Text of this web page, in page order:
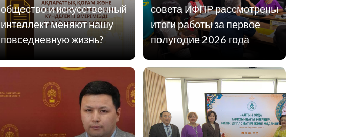
общество и искусственный
интеллект меняют нашу
повседневную жизнь?
совета ИФПР рассмотрены
итоги работы за первое
полугодие 2026 года